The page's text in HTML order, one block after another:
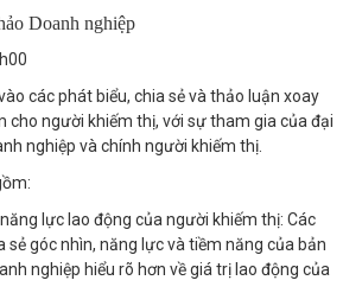
Doanh nghiệp
các phát biểu, chia sẻ và thảo luận xoay
cho người khiếm thị, với sự tham gia của đại
nghiệp và chính người khiếm thị.
lực lao động của người khiếm thị: Các
sẻ góc nhìn, năng lực và tiềm năng của bản
nghiệp hiểu rõ hơn về giá trị lao động của